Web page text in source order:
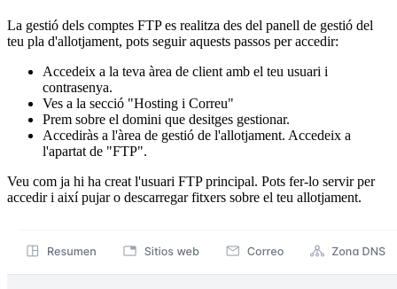
La gestió dels comptes FTP es realitza des del panell de gestió del
teu pla d'allotjament, pots seguir aquests passos per accedir:
Accedeix a la teva àrea de client amb el teu usuari i
contrasenya.
Ves a la secció "Hosting i Correu"
Prem sobre el domini que desitges gestionar.
Accediràs a l'àrea de gestió de l'allotjament. Accedeix a
l'apartat de "FTP".
Veu com ja hi ha creat l'usuari FTP principal. Pots fer-lo servir per
accedir i així pujar o descarregar fitxers sobre el teu allotjament.